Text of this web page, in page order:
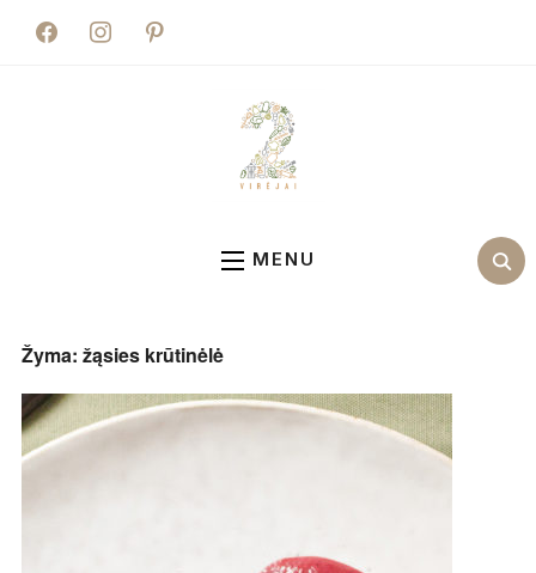
facebookinstagrampinterest
MENU
Žyma: žąsies krūtinėlė